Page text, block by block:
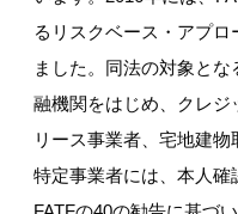
るリスクベース・アプ
ました。同法の対象と
融機関をはじめ、クレジ
リース事業者、宅地建物
特定事業者には、本人確